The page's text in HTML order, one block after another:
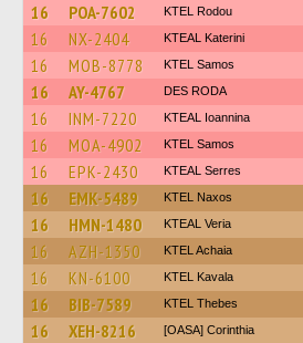
16 POA-7602 ΚΤΕL Rodou
16 NX-2404 KTEAL Katerini
16 MOB-8778 KTEL Samos
16 AY-4767 DES RODA
16 INM-7220 KTEAL Ioannina
16 MOA-4902 KTEL Samos
16 EPK-2430 KTEAL Serres
16 EMK-5489 KTEL Naxos
16 HMN-1480 KTEAL Veria
16 AZH-1350 KTEL Achaia
16 KN-6100 KTEL Kavala
16 BIB-7589 KTEL Thebes
16 XEH-8216 [OASA] Corinthia